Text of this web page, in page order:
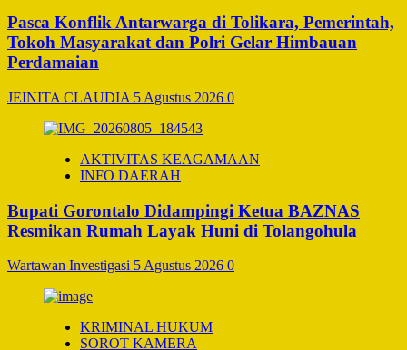
Pasca Konflik Antarwarga di Tolikara, Pemerintah,
Tokoh Masyarakat dan Polri Gelar Himbauan
Perdamaian
JEINITA CLAUDIA 5 Agustus 2026 0
AKTIVITAS KEAGAMAAN
INFO DAERAH
Bupati Gorontalo Didampingi Ketua BAZNAS
Resmikan Rumah Layak Huni di Tolangohula
Wartawan Investigasi 5 Agustus 2026 0
KRIMINAL HUKUM
SOROT KAMERA